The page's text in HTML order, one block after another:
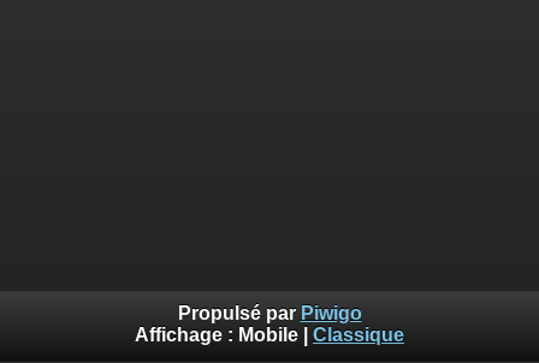
Propulsé par Piwigo
Affichage : Mobile Classique